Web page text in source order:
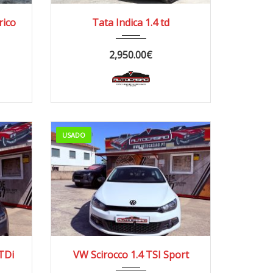
2006
Manua...
220.000/230.000 km
Tata Indica 1.4 td
2,950.00€
USADO
2009
Manua...
170.000/180.000 km
VW Scirocco 1.4 TSI Sport